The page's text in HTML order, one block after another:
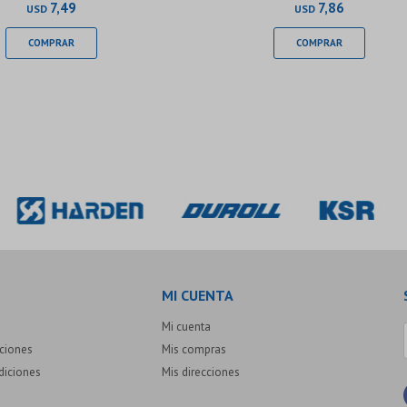
USD 7,49 USD 7,86
MI CUENTA
Mi cuenta
Mis compras
Mis direcciones